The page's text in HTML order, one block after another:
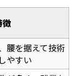
徴
腰を据えて技術
やすい